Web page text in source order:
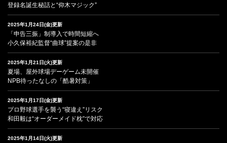
登録名誕生秘話と“仰木マジック”
2025年1月24日(金)更新
「申告三振」制導入で時間短縮へ
小久保裕紀監督“曲球”提案の是非
2025年1月21日(火)更新
夏場、屋外球場デーゲーム未開催
NPB待ったなしの「酷暑対策」
2025年1月17日(金)更新
プロ野球選手を襲う“寝違え”リスク
和田毅は“オーダーメイド枕”で対応
2025年1月14日(火)更新